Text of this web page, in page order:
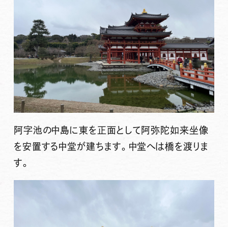
阿字池の中島に東を正面として阿弥陀如来坐像
を安置する中堂が建ちます。中堂へは橋を渡りま
す。